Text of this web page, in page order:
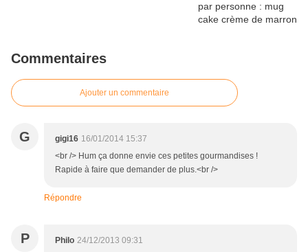
Commentaires
Ajouter un commentaire
G gigi16 16/01/2014 15:37
<br /> Hum ça donne envie ces petites gourmandises !
Rapide à faire que demander de plus.<br />
Répondre
P Philo 24/12/2013 09:31